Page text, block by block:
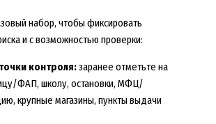
набор, чтобы фиксировать
и с возможностью проверки:
контроля:заранее отметьте на
ФАП, школу, остановки, МФЦ/
крупные магазины, пункты выдачи